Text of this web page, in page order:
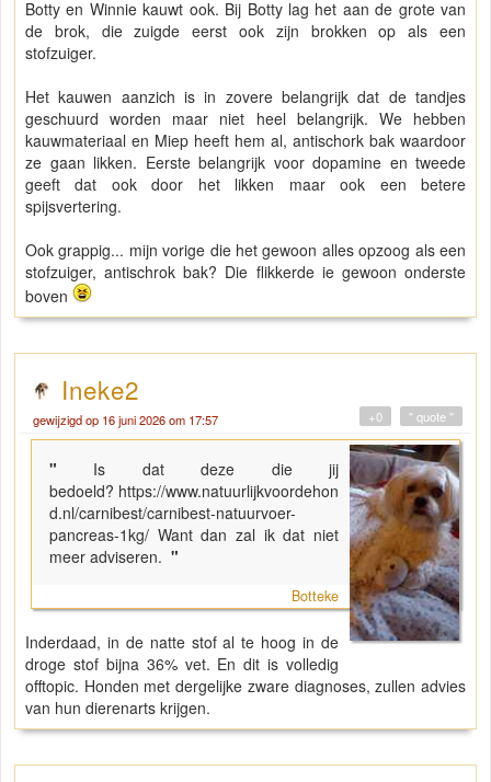
Botty en Winnie kauwt ook. Bij Botty lag het aan de grote van
de brok, die zuigde eerst ook zijn brokken op als een
stofzuiger.
Het kauwen aanzich is in zovere belangrijk dat de tandjes
geschuurd worden maar niet heel belangrijk. We hebben
kauwmateriaal en Miep heeft hem al, antischork bak waardoor
ze gaan likken. Eerste belangrijk voor dopamine en tweede
geeft dat ook door het likken maar ook een betere
spijsvertering.
Ook grappig... mijn vorige die het gewoon alles opzoog als een
stofzuiger, antischrok bak? Die flikkerde ie gewoon onderste
boven
Ineke2
gewijzigd op 16 juni 2026 om 17:57 " quote "
+0
" Is dat deze die jij
bedoeld? https://www.natuurlijkvoordehon
d.nl/carnibest/carnibest-natuurvoer-
pancreas-1kg/ Want dan zal ik dat niet
meer adviseren. "
Botteke
Inderdaad, in de natte stof al te hoog in de
droge stof bijna 36% vet. En dit is volledig
offtopic. Honden met dergelijke zware diagnoses, zullen advies
van hun dierenarts krijgen.